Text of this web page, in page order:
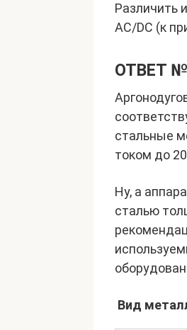
Различить
AC/DC (к
ОТВЕТ
стальные
током до
Ну, а
сталью
Вид